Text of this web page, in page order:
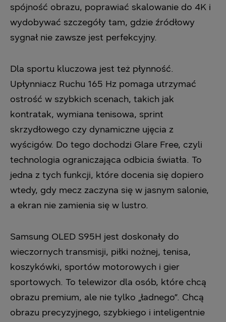
spójność obrazu, poprawiać skalowanie do 4K i
wydobywać szczegóły tam, gdzie źródłowy
sygnał nie zawsze jest perfekcyjny.
Dla sportu kluczowa jest też płynność.
Upłynniacz Ruchu 165 Hz pomaga utrzymać
ostrość w szybkich scenach, takich jak
kontratak, wymiana tenisowa, sprint
skrzydłowego czy dynamiczne ujęcia z
wyścigów. Do tego dochodzi Glare Free, czyli
technologia ograniczająca odbicia światła. To
jedna z tych funkcji, które docenia się dopiero
wtedy, gdy mecz zaczyna się w jasnym salonie,
a ekran nie zamienia się w lustro.
Samsung OLED S95H jest doskonały do
wieczornych transmisji, piłki nożnej, tenisa,
koszykówki, sportów motorowych i gier
sportowych. To telewizor dla osób, które chcą
obrazu premium, ale nie tylko „ładnego”. Chcą
obrazu precyzyjnego, szybkiego i inteligentnie